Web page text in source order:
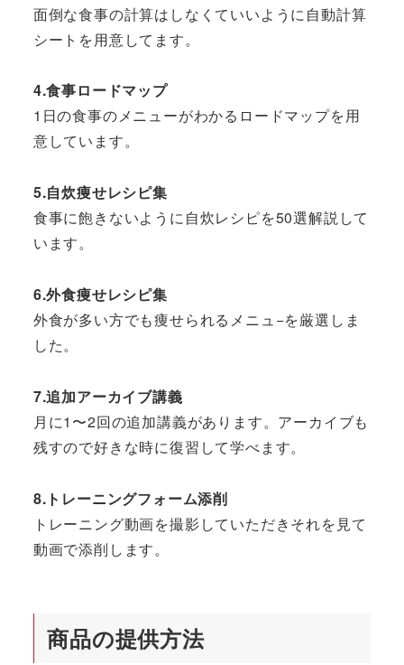
面倒な食事の計算はしなくていいように自動計算
シートを用意してます。
4.食事ロードマップ
1日の食事のメニューがわかるロードマップを用
意しています。
5.自炊痩せレシピ集
食事に飽きないように自炊レシピを50選解説して
います。
6.外食痩せレシピ集
外食が多い方でも痩せられるメニュ−を厳選しま
した。
7.追加アーカイブ講義
月に1〜2回の追加講義があります。アーカイブも
残すので好きな時に復習して学べます。
8.トレーニングフォーム添削
トレーニング動画を撮影していただきそれを見て
動画で添削します。
商品の提供方法